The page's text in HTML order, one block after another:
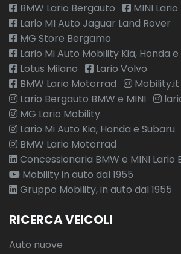
BMW Lario Bergauto
MINI
Lario MI Auto Jaguar Land Rover
MG Store Bergamo
Lario Mi Auto Mobility Kia, Honda
Lotus Milano
Lario Volvo
BMW Lario Motorrad
Mobility.it
Lario Bergauto BMW e MINI
MG Lario Mobility
Lario Mi Auto Kia, Honda e Subaru
BMW Lario Motorrad
Concessionaria BMW e MINI Lario
Mobility in auto dal 1955
Gruppo Mobility, in auto dal 1955
RICERCA VEICOLI
Auto nuove